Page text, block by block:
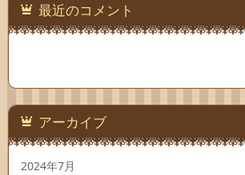
最近のコメント
アーカイブ
2024年7月